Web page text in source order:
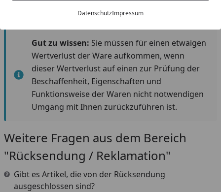
DatenschutzImpressum
Gut zu wissen: Sie müssen für einen etwaigen
Wertverlust der Ware aufkommen, wenn
dieser Wertverlust auf einen zur Prüfung der
Beschaffenheit, Eigenschaften und
Funktionsweise der Waren nicht notwendigen
Umgang mit Ihnen zurückzuführen ist.
Weitere Fragen aus dem Bereich
"Rücksendung / Reklamation"
Gibt es Artikel, die von der Rücksendung
ausgeschlossen sind?